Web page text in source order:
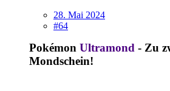
28. Mai 2024
#64
Pokémon Ultramond - Zu
Mondschein!